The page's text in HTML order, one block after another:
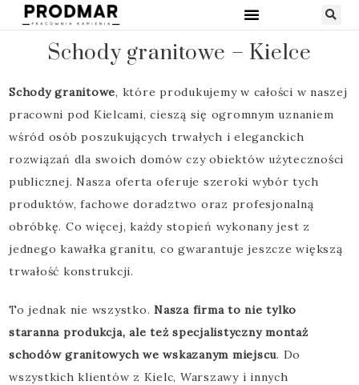
Schody granitowe – Kielce
Schody granitowe, które produkujemy w całości w naszej
pracowni pod Kielcami, cieszą się ogromnym uznaniem
wśród osób poszukujących trwałych i eleganckich
rozwiązań dla swoich domów czy obiektów użyteczności
publicznej. Nasza oferta oferuje szeroki wybór tych
produktów, fachowe doradztwo oraz profesjonalną
obróbkę. Co więcej, każdy stopień wykonany jest z
jednego kawałka granitu, co gwarantuje jeszcze większą
trwałość konstrukcji.
To jednak nie wszystko.Nasza firma to nie tylko
staranna produkcja, ale też specjalistyczny montaż
schodów granitowych we wskazanym miejscu. Do
wszystkich klientów z Kielc, Warszawy i innych